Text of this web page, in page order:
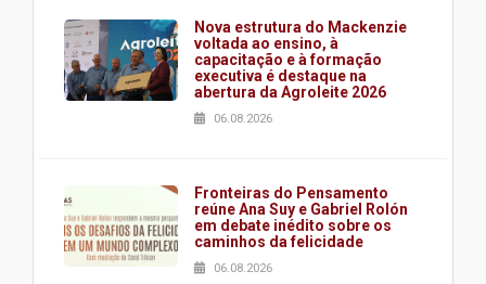
Nova estrutura do Mackenzie
voltada ao ensino, à
capacitação e à formação
executiva é destaque na
abertura da Agroleite 2026
06.08.2026
Fronteiras do Pensamento
reúne Ana Suy e Gabriel Rolón
em debate inédito sobre os
caminhos da felicidade
06.08.2026